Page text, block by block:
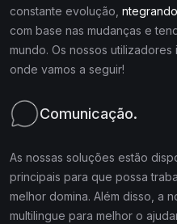
constante evolução,
com base nas mudanças e
mundo. Os nossos
onde vamos a seguir!
Comunicação.
As nossas soluções estão
principais para que possa
melhor domina. Além disso, a
multilingue para melhor o